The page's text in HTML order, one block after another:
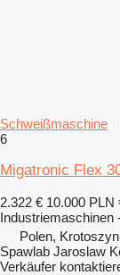
Schweißmaschine
6
Migatronic Flex
2.322 € 10.000 PLN
Polen, Krotoszyn
Spawlab Jaroslaw
Verkäufer